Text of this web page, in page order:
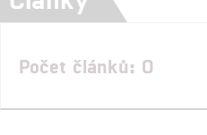
Počet článků: 0